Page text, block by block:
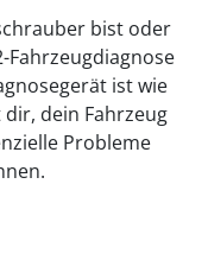
bist oder
Fahrzeugdiagnose
ist wie
dein Fahrzeug
Probleme